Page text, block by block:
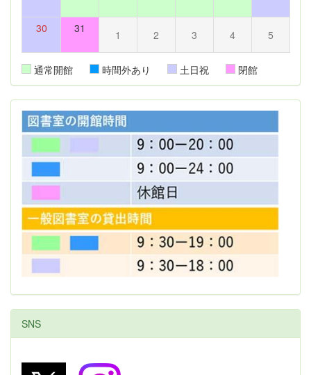
30 31 1 2 3 4 5
通常開館 時間外あり 土日祝 閉館
SNS